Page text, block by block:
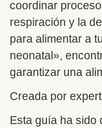
coordinar
respiración y la
para alimentar a
neonatal»,
garantizar una
Creada por
Esta guía ha sido